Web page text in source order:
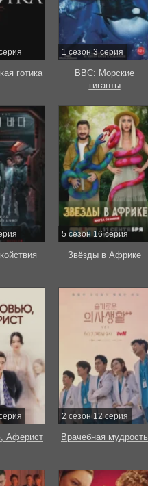
готика
1 сезон 3 серия
BBC: Морские
гиганты
5 сезон 16 серия
Звёзды в Африке
Аферист
2 сезон 12 серия
Врачебная мудрость